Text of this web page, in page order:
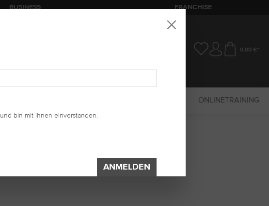
BUSINESS FRANCHISE
0,00 €*
ONLINETRAINING
bin mit ihnen einverstanden.
ANMELDEN